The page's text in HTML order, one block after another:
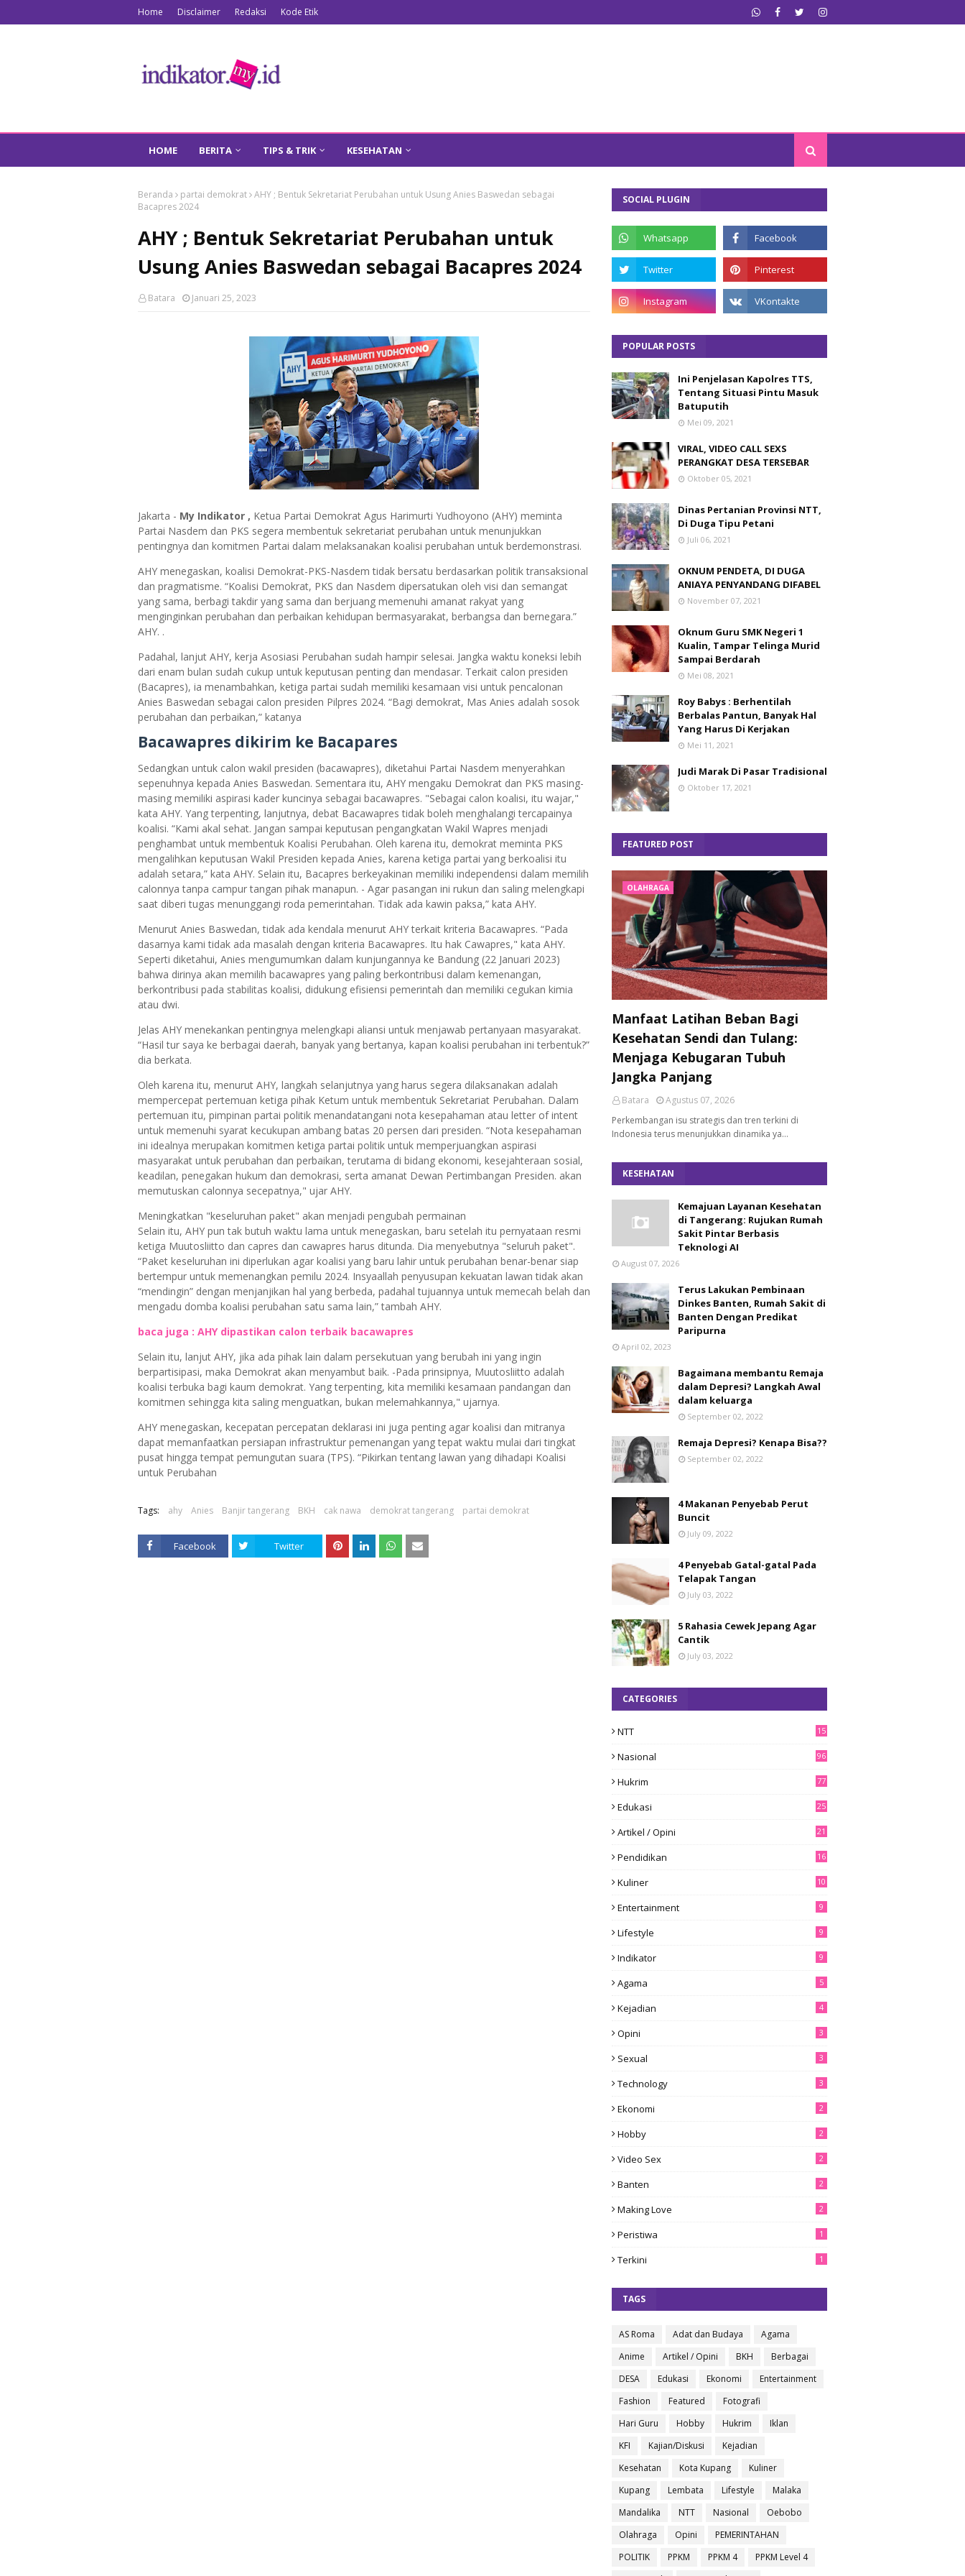
Home Disclaimer Redaksi Kode Etik
HOME BERITA TIPS & TRIK KESEHATAN
Beranda partai demokrat AHY ; Bentuk Sekretariat Perubahan untuk Usung Anies Baswedan sebagai
Bacapres 2024
AHY ; Bentuk Sekretariat Perubahan untuk
Usung Anies Baswedan sebagai Bacapres 2024
Batara Januari 25, 2023
Jakarta - My Indikator , Ketua Partai Demokrat Agus Harimurti Yudhoyono (AHY) meminta
Partai Nasdem dan PKS segera membentuk sekretariat perubahan untuk menunjukkan
pentingnya dan komitmen Partai dalam melaksanakan koalisi perubahan untuk berdemonstrasi.
AHY menegaskan, koalisi Demokrat-PKS-Nasdem tidak bersatu berdasarkan politik transaksional
dan pragmatisme. “Koalisi Demokrat, PKS dan Nasdem dipersatukan oleh visi dan semangat
yang sama, berbagi takdir yang sama dan berjuang memenuhi amanat rakyat yang
menginginkan perubahan dan perbaikan kehidupan bermasyarakat, berbangsa dan bernegara.”
AHY. .
Padahal, lanjut AHY, kerja Asosiasi Perubahan sudah hampir selesai. Jangka waktu koneksi lebih
dari enam bulan sudah cukup untuk keputusan penting dan mendasar. Terkait calon presiden
(Bacapres), ia menambahkan, ketiga partai sudah memiliki kesamaan visi untuk pencalonan
Anies Baswedan sebagai calon presiden Pilpres 2024. “Bagi demokrat, Mas Anies adalah sosok
perubahan dan perbaikan,” katanya
Bacawapres dikirim ke Bacapares
Sedangkan untuk calon wakil presiden (bacawapres), diketahui Partai Nasdem menyerahkan
sepenuhnya kepada Anies Baswedan. Sementara itu, AHY mengaku Demokrat dan PKS masing-
masing memiliki aspirasi kader kuncinya sebagai bacawapres. "Sebagai calon koalisi, itu wajar,"
kata AHY. Yang terpenting, lanjutnya, debat Bacawapres tidak boleh menghalangi tercapainya
koalisi. “Kami akal sehat. Jangan sampai keputusan pengangkatan Wakil Wapres menjadi
penghambat untuk membentuk Koalisi Perubahan. Oleh karena itu, demokrat meminta PKS
mengalihkan keputusan Wakil Presiden kepada Anies, karena ketiga partai yang berkoalisi itu
adalah setara,” kata AHY. Selain itu, Bacapres berkeyakinan memiliki independensi dalam memilih
calonnya tanpa campur tangan pihak manapun. - Agar pasangan ini rukun dan saling melengkapi
saat diberi tugas menunggangi roda pemerintahan. Tidak ada kawin paksa,” kata AHY.
Menurut Anies Baswedan, tidak ada kendala menurut AHY terkait kriteria Bacawapres. “Pada
dasarnya kami tidak ada masalah dengan kriteria Bacawapres. Itu hak Cawapres," kata AHY.
Seperti diketahui, Anies mengumumkan dalam kunjungannya ke Bandung (22 Januari 2023)
bahwa dirinya akan memilih bacawapres yang paling berkontribusi dalam kemenangan,
berkontribusi pada stabilitas koalisi, didukung efisiensi pemerintah dan memiliki cegukan kimia
atau dwi.
Jelas AHY menekankan pentingnya melengkapi aliansi untuk menjawab pertanyaan masyarakat.
“Hasil tur saya ke berbagai daerah, banyak yang bertanya, kapan koalisi perubahan ini terbentuk?”
dia berkata.
Oleh karena itu, menurut AHY, langkah selanjutnya yang harus segera dilaksanakan adalah
mempercepat pertemuan ketiga pihak Ketum untuk membentuk Sekretariat Perubahan. Dalam
pertemuan itu, pimpinan partai politik menandatangani nota kesepahaman atau letter of intent
untuk memenuhi syarat kecukupan ambang batas 20 persen dari presiden. “Nota kesepahaman
ini idealnya merupakan komitmen ketiga partai politik untuk memperjuangkan aspirasi
masyarakat untuk perubahan dan perbaikan, terutama di bidang ekonomi, kesejahteraan sosial,
keadilan, penegakan hukum dan demokrasi, serta amanat Dewan Pertimbangan Presiden. akan
memutuskan calonnya secepatnya," ujar AHY.
Meningkatkan "keseluruhan paket" akan menjadi pengubah permainan
Selain itu, AHY pun tak butuh waktu lama untuk menegaskan, baru setelah itu pernyataan resmi
ketiga Muutosliitto dan capres dan cawapres harus ditunda. Dia menyebutnya "seluruh paket".
“Paket keseluruhan ini diperlukan agar koalisi yang baru lahir untuk perubahan benar-benar siap
bertempur untuk memenangkan pemilu 2024. Insyaallah penyusupan kekuatan lawan tidak akan
“mendingin” dengan menjanjikan hal yang berbeda, padahal tujuannya untuk memecah belah dan
mengadu domba koalisi perubahan satu sama lain,” tambah AHY.
baca juga : AHY dipastikan calon terbaik bacawapres
Selain itu, lanjut AHY, jika ada pihak lain dalam persekutuan yang berubah ini yang ingin
berpartisipasi, maka Demokrat akan menyambut baik. -Pada prinsipnya, Muutosliitto adalah
koalisi terbuka bagi kaum demokrat. Yang terpenting, kita memiliki kesamaan pandangan dan
komitmen sehingga kita saling menguatkan, bukan melemahkannya," ujarnya.
AHY menegaskan, kecepatan percepatan deklarasi ini juga penting agar koalisi dan mitranya
dapat memanfaatkan persiapan infrastruktur pemenangan yang tepat waktu mulai dari tingkat
pusat hingga tempat pemungutan suara (TPS). “Pikirkan tentang lawan yang dihadapi Koalisi
untuk Perubahan
Tags: ahy Anies Banjir tangerang BKH cak nawa demokrat tangerang partai demokrat
Facebook Twitter
SOCIAL PLUGIN
POPULAR POSTS
Ini Penjelasan Kapolres TTS,
Tentang Situasi Pintu Masuk
Batuputih
Mei 09, 2021
VIRAL, VIDEO CALL SEXS
PERANGKAT DESA TERSEBAR
Oktober 05, 2021
Dinas Pertanian Provinsi NTT,
Di Duga Tipu Petani
Juli 06, 2021
OKNUM PENDETA, DI DUGA
ANIAYA PENYANDANG DIFABEL
November 07, 2021
Oknum Guru SMK Negeri 1
Kualin, Tampar Telinga Murid
Sampai Berdarah
Mei 08, 2021
Roy Babys : Berhentilah
Berbalas Pantun, Banyak Hal
Yang Harus Di Kerjakan
Mei 11, 2021
Judi Marak Di Pasar Tradisional
Oktober 17, 2021
FEATURED POST
OLAHRAGA
Manfaat Latihan Beban Bagi
Kesehatan Sendi dan Tulang:
Menjaga Kebugaran Tubuh
Jangka Panjang
Batara
Agustus 07, 2026
Perkembangan isu strategis dan tren terkini di
Indonesia terus menunjukkan dinamika ya…
KESEHATAN
Kemajuan Layanan Kesehatan
di Tangerang: Rujukan Rumah
Sakit Pintar Berbasis
Teknologi AI
August 07, 2026
Terus Lakukan Pembinaan
Dinkes Banten, Rumah Sakit di
Banten Dengan Predikat
Paripurna
April 02, 2023
Bagaimana membantu Remaja
dalam Depresi? Langkah Awal
dalam keluarga
September 02, 2022
Remaja Depresi? Kenapa Bisa??
September 02, 2022
4 Makanan Penyebab Perut
Buncit
July 09, 2022
4 Penyebab Gatal-gatal Pada
Telapak Tangan
July 03, 2022
5 Rahasia Cewek Jepang Agar
Cantik
July 03, 2022
CATEGORIES
NTT
15
Nasional 96
Hukrim 77
Edukasi 25
Artikel / Opini 21
Pendidikan 16
Kuliner 10
Entertainment 9
Lifestyle 9
Indikator 9
Agama 5
Kejadian 4
Opini 3
Sexual 3
Technology 3
Ekonomi 2
Hobby 2
Video Sex 2
Banten 2
Making Love 2
Peristiwa 1
Terkini 1
TAGS
AS Roma Adat dan Budaya
Agama
Anime
Artikel / Opini BKH
Berbagai
DESA
Edukasi Ekonomi
Entertainment
Fashion
Featured
Fotografi
Hari Guru
Hobby Hukrim
Iklan
KFI
Kajian/Diskusi
Kejadian
Kesehatan
Kota Kupang
Kuliner
Kupang
Lembata Lifestyle
Malaka
Mandalika
NTT Nasional
Oebobo
Olahraga
Opini
PEMERINTAHAN
POLITIK
PPKM PPKM 4
PPKM Level 4